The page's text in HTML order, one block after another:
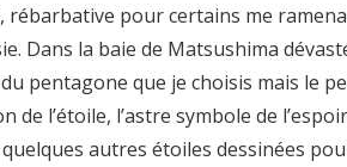
rébarbative pour certains me
Dans la baie de Matsushima
pentagone que je choisis mais le
de l’étoile, l’astre symbole de
autres étoiles dessinées